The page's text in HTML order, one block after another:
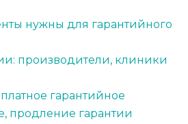
нужны для гарантийного
производители, клиники
гарантийное
продление гарантии